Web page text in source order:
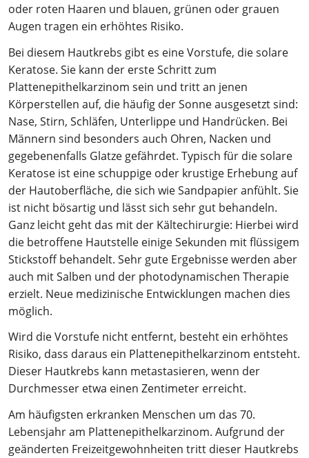
oder roten Haaren und blauen, grünen oder grauen
Augen tragen ein erhöhtes Risiko.
Bei diesem Hautkrebs gibt es eine Vorstufe, die solare
Keratose. Sie kann der erste Schritt zum
Plattenepithelkarzinom sein und tritt an jenen
Körperstellen auf, die häufig der Sonne ausgesetzt sind:
Nase, Stirn, Schläfen, Unterlippe und Handrücken. Bei
Männern sind besonders auch Ohren, Nacken und
gegebenenfalls Glatze gefährdet. Typisch für die solare
Keratose ist eine schuppige oder krustige Erhebung auf
der Hautoberfläche, die sich wie Sandpapier anfühlt. Sie
ist nicht bösartig und lässt sich sehr gut behandeln.
Ganz leicht geht das mit der Kältechirurgie: Hierbei wird
die betroffene Hautstelle einige Sekunden mit flüssigem
Stickstoff behandelt. Sehr gute Ergebnisse werden aber
auch mit Salben und der photodynamischen Therapie
erzielt. Neue medizinische Entwicklungen machen dies
möglich.
Wird die Vorstufe nicht entfernt, besteht ein erhöhtes
Risiko, dass daraus ein Plattenepithelkarzinom entsteht.
Dieser Hautkrebs kann metastasieren, wenn der
Durchmesser etwa einen Zentimeter erreicht.
Am häufigsten erkranken Menschen um das 70.
Lebensjahr am Plattenepithelkarzinom. Aufgrund der
geänderten Freizeitgewohnheiten tritt dieser Hautkrebs